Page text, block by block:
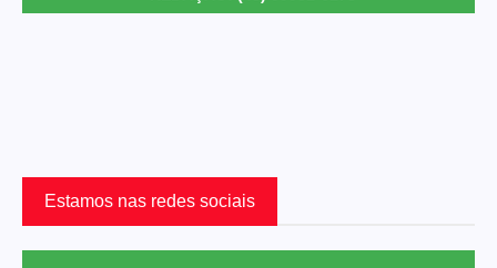
Estamos nas redes sociais